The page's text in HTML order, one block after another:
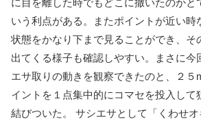
に目を離した時でもどこに撒いたのかと
いう利点がある。またポイントが近い時
状態をかなり下まで見ることができ、そ
出てくる様子も確認しやすい。まさに今
エサ取りの動きを観察できたのと、２５
イントを１点集中的にコマセを投入して
結びついた。 サシエサとして「くわせオ